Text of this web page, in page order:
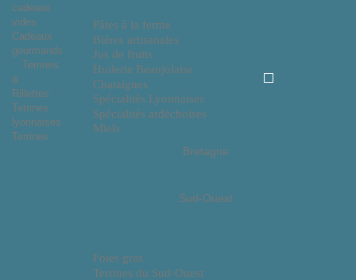
Pâtes à la ferme
Bières artisanales
Jus de fruits
Huilerie Beaujolaise
Chataignes
Spécialités Lyonnaises
Spécialités ardéchoises
Miels
Bretagne
Sud-Ouest
Foies gras
Terrines du Sud-Ouest
cadeaux
vides
Cadeaux
gourmands
Terrines
&
Rillettes
Terrines
lyonnaises
Terrines